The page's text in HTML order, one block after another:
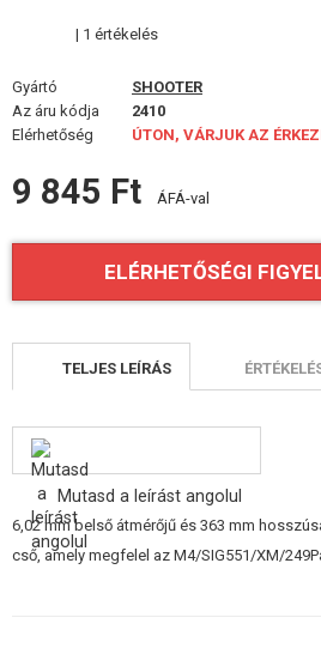
CÉLOK, LŐLAP
OUTDOOR, BUSHCRAFT
ÉLELMISZER
ÉPÍTŐKÉSZLETEK, MODELLEK
SÉRÜLT, HASZNÁLT ÁRUK
HÍREK
KEDVEZMÉNYEK
ELÉRHETŐSÉG
| 1 értékelés
Gyártó
SHOOTER
Az áru kódja
2410
Elérhetőség
ÚTON, VÁRJUK AZ
9 845 Ft ÁFÁ-val
ELÉRHETŐSÉGI
TELJES LEÍRÁS
Mutasd a leírást angolul
6,02 mm belső átmérőjű és 363 mm
cső, amely megfelel az M4/SIG551/XM/